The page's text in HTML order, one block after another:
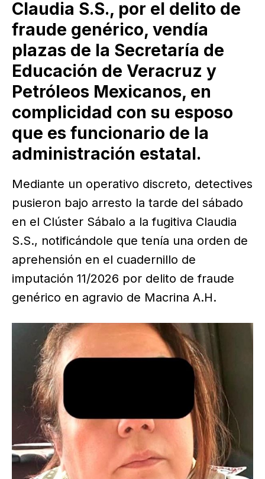
Claudia S.S., por el delito de
fraude genérico, vendía
plazas de la Secretaría de
Educación de Veracruz y
Petróleos Mexicanos, en
complicidad con su esposo
que es funcionario de la
administración estatal.
Mediante un operativo discreto, detectives
pusieron bajo arresto la tarde del sábado
en el Clúster Sábalo a la fugitiva Claudia
S.S., notificándole que tenía una orden de
aprehensión en el cuadernillo de
imputación 11/2026 por delito de fraude
genérico en agravio de Macrina A.H.